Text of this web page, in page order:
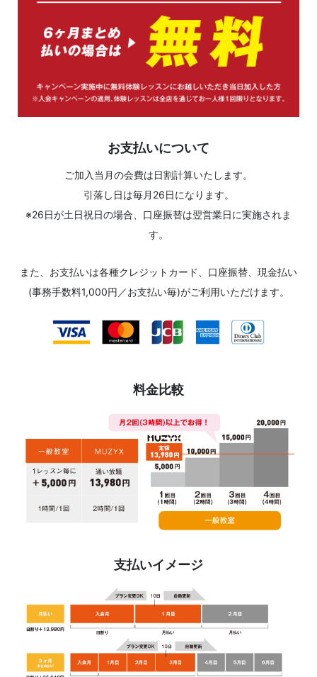
お支払いについて
ご加入当月の会費は日割計算いたします。
引落し日は毎月26日になります。
※26日が土日祝日の場合、口座振替は翌営業日に実施されま
す。
また、お支払いは各種クレジットカード、口座振替、現金払い
(事務手数料1,000円／お支払い毎)がご利用いただけます。
料金比較
支払いイメージ